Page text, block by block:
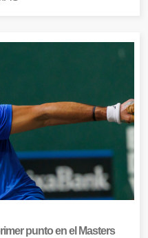
punto en el Masters